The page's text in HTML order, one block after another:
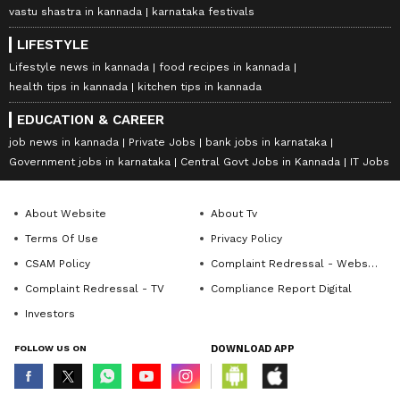
vastu shastra in kannada
karnataka festivals
LIFESTYLE
Lifestyle news in kannada
food recipes in kannada
health tips in kannada
kitchen tips in kannada
EDUCATION & CAREER
job news in kannada Private Jobs
bank jobs in karnataka
Government jobs in karnataka
Central Govt Jobs in Kannada IT Jobs
About Website
About Tv
Terms Of Use
Privacy Policy
CSAM Policy
Complaint Redressal - Website
Complaint Redressal - TV
Compliance Report Digital
Investors
FOLLOW US ON DOWNLOAD APP